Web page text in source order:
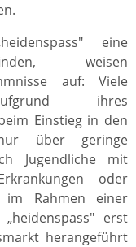
eine
finden, weisen
auf: Viele
ihres
Einstieg in den
über geringe
Jugendliche mit
oder
im Rahmen einer
erst
herangeführt